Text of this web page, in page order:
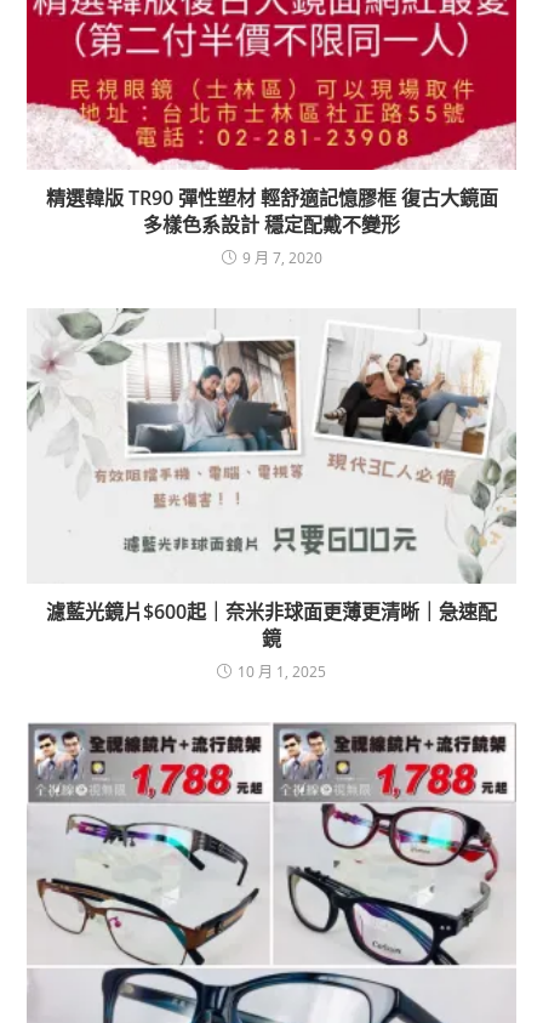
精選韓版 TR90 彈性塑材 輕舒適記憶膠框 復古大鏡面
多樣色系設計 穩定配戴不變形
9 月 7, 2020
濾藍光鏡片$600起｜奈米非球面更薄更清晰｜急速配
鏡
10 月 1, 2025